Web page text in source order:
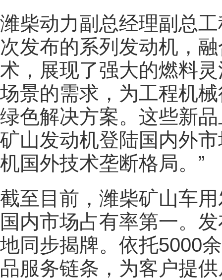
潍柴动力副总经理副总
次发布的系列发动机，
术，展现了强大的燃料
场景的需求，为工程机
绿色解决方案。这些新
矿山发动机登陆国内外
机国外技术垄断格局。”
截至目前，潍柴矿山车
国内市场占有率第一。
地同步揭牌。依托5000
品服务链条，为客户提